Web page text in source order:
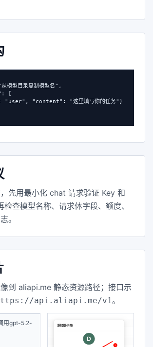
型目录复制模型名",
[
"content": "这里填写你的任务"}
先用最小化 chat 请求验证 Key 和
检查模型名称、请求体字段、额度、
。
到 aliapi.me 静态资源路径；接口示
api.aliapi.me/v1。
用gpt-5.2-